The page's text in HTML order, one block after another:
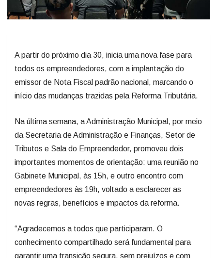
A partir do próximo dia 30, inicia uma nova fase para
todos os empreendedores, com a implantação do
emissor de Nota Fiscal padrão nacional, marcando o
início das mudanças trazidas pela Reforma Tributária.
Na última semana, a Administração Municipal, por meio
da Secretaria de Administração e Finanças, Setor de
Tributos e Sala do Empreendedor, promoveu dois
importantes momentos de orientação: uma reunião no
Gabinete Municipal, às 15h, e outro encontro com
empreendedores às 19h, voltado a esclarecer as
novas regras, benefícios e impactos da reforma.
“Agradecemos a todos que participaram. O
conhecimento compartilhado será fundamental para
garantir uma transição segura, sem prejuízos e com